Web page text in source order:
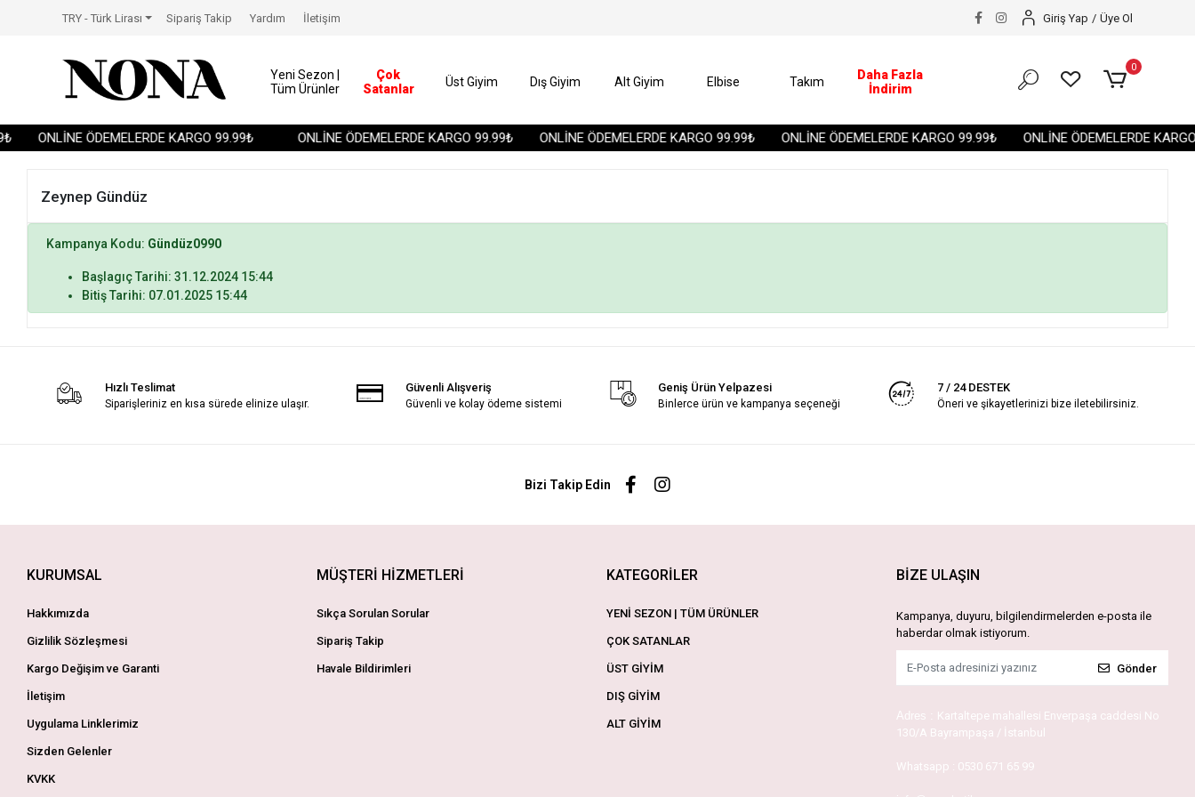
ONLİNE ÖDEMELERDE KARGO 99.99₺ ONLİNE ÖDEMELERDE KARGO 99.99₺ ONLİNE ÖDEMELERDE KARGO 99.99₺ ONLİNE ÖDEMELERDE KARGO 99.99₺ ONLİNE ÖDEMELERDE
TRY - Türk Lirası Sipariş Takip Yardım İletişim Giriş Yap / Üye Ol
Yeni Sezon |
Tüm Ürünler
Çok
Satanlar
Üst Giyim Dış Giyim Alt Giyim Elbise Takım
Daha Fazla
İndirim
0
Zeynep Gündüz
Kampanya Kodu: Gündüz0990
Başlagıç Tarihi: 31.12.2024 15:44
Bitiş Tarihi: 07.01.2025 15:44
Hızlı Teslimat
Siparişleriniz en kısa sürede elinize ulaşır.
Güvenli Alışveriş
Güvenli ve kolay ödeme sistemi
Geniş Ürün Yelpazesi
Binlerce ürün ve kampanya seçeneği
7 / 24 DESTEK
Öneri ve şikayetlerinizi bize iletebilirsiniz.
Bizi Takip Edin
KURUMSAL
Hakkımızda
Gizlilik Sözleşmesi
Kargo Değişim ve Garanti
İletişim
Uygulama Linklerimiz
Sizden Gelenler
KVKK
MÜŞTERİ HİZMETLERİ
Sıkça Sorulan Sorular
Sipariş Takip
Havale Bildirimleri
KATEGORİLER
YENİ SEZON | TÜM ÜRÜNLER
ÇOK SATANLAR
ÜST GİYİM
DIŞ GİYİM
ALT GİYİM
BİZE ULAŞIN
Kampanya, duyuru, bilgilendirmelerden e-posta ile
haberdar olmak istiyorum.
Gönder
Adres : Kartaltepe mahallesi Enverpaşa caddesi No
130/A Bayrampaşa / İstanbul
Whatsapp : 0530 671 65 99